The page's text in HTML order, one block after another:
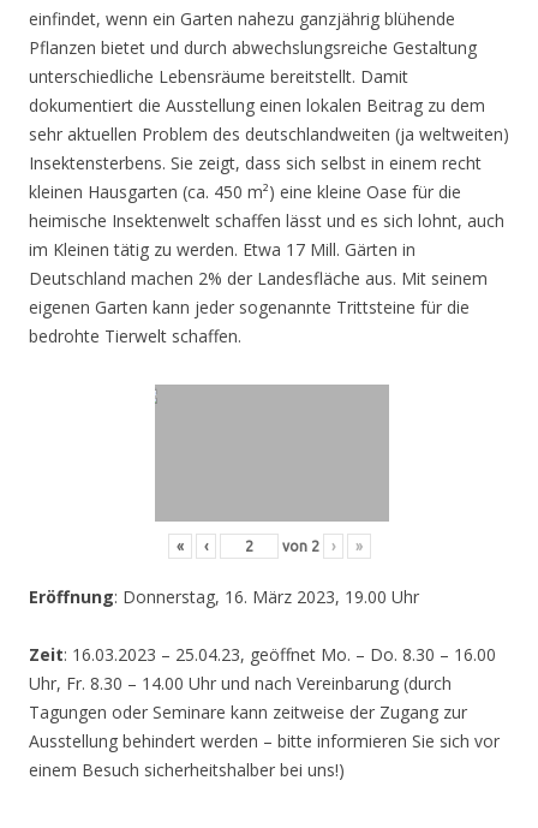
einfindet, wenn ein Garten nahezu ganzjährig blühende
Pflanzen bietet und durch abwechslungsreiche Gestaltung
unterschiedliche Lebensräume bereitstellt. Damit
dokumentiert die Ausstellung einen lokalen Beitrag zu dem
sehr aktuellen Problem des deutschlandweiten (ja weltweiten)
Insektensterbens. Sie zeigt, dass sich selbst in einem recht
kleinen Hausgarten (ca. 450 m²) eine kleine Oase für die
heimische Insektenwelt schaffen lässt und es sich lohnt, auch
im Kleinen tätig zu werden. Etwa 17 Mill. Gärten in
Deutschland machen 2% der Landesfläche aus. Mit seinem
eigenen Garten kann jeder sogenannte Trittsteine für die
bedrohte Tierwelt schaffen.
« ‹ von 2 › »
Eröffnung: Donnerstag, 16. März 2023, 19.00 Uhr
Zeit: 16.03.2023 – 25.04.23, geöffnet Mo. – Do. 8.30 – 16.00
Uhr, Fr. 8.30 – 14.00 Uhr und nach Vereinbarung (durch
Tagungen oder Seminare kann zeitweise der Zugang zur
Ausstellung behindert werden – bitte informieren Sie sich vor
einem Besuch sicherheitshalber bei uns!)